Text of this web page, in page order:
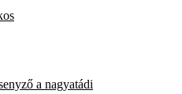
a nagyatádi